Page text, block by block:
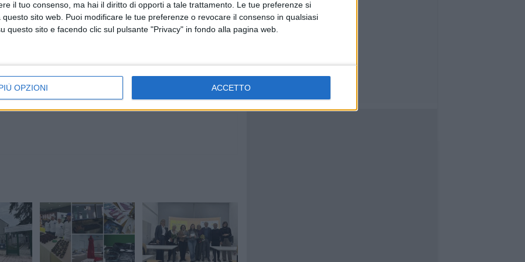
il tuo consenso, ma hai il diritto di opporti a tale trattamento. Le tue preferenze si
sito web. Puoi modificare le tue preferenze o revocare il consenso in qualsiasi
questo sito e facendo clic sul pulsante "Privacy" in fondo alla pagina web.
OPZIONI ACCETTO
Amedeo Bottaro, del presidente della Provincia Bat
Polizia Locale di Bari Michele Palumbo, del